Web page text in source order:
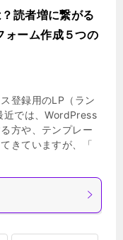
読者増に繋がる
ォーム作成５つの
登録用のLP（ラン
近では、WordPress
方や、テンプレー
きていますが、「